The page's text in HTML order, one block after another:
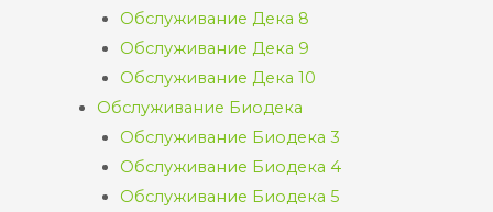
Обслуживание Дека 8
Обслуживание Дека 9
Обслуживание Дека 10
Обслуживание Биодека
Обслуживание Биодека 3
Обслуживание Биодека 4
Обслуживание Биодека 5